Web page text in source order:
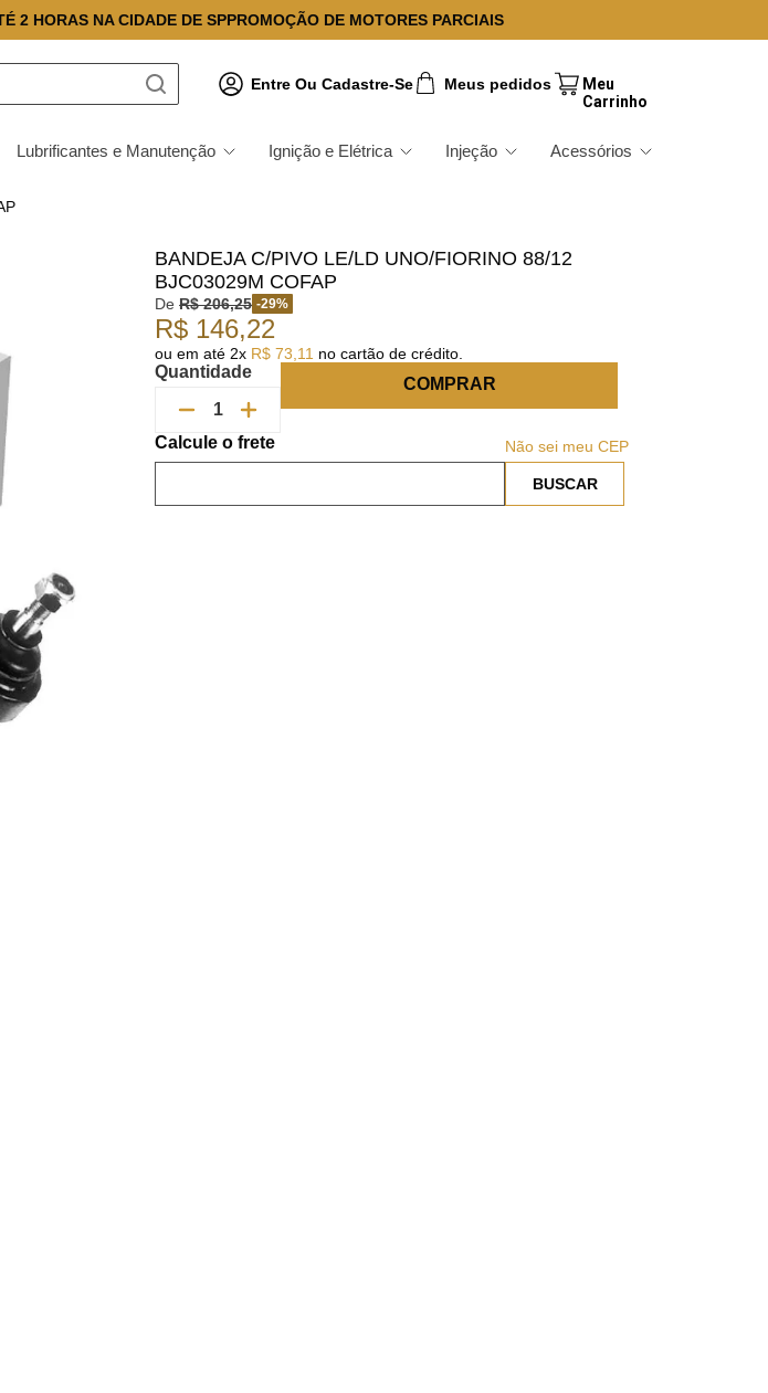
2 HORAS NA CIDADE DE SPPROMOÇÃO DE MOTORES PARCIAIS
Entre Ou Cadastre-Se Meus pedidos
Lubrificantes e Manutenção Ignição e Elétrica Injeção Acessórios
BANDEJA C/PIVO LE/LD UNO/FIORINO 88/12
BJC03029M COFAP
De R$ 206,25 -29%
R$ 146,22
ou em até 2x R$ 73 11 no cartão de crédito.
Quantidade
COMPRAR
Não sei meu CEP